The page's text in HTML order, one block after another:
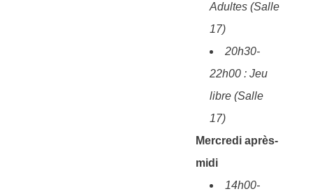
Adultes (Salle
17)
20h30-
22h00 : Jeu
libre (Salle
17)
Mercredi après-
midi
14h00-